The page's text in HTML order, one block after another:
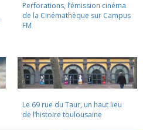
Perforations, l’émission cinéma
de la Cinémathèque sur Campus
FM
Le 69 rue du Taur, un haut lieu
de l’histoire toulousaine